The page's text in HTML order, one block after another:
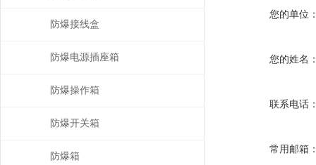
您的单位
您的姓名
联系电话
常用邮箱
防爆接线盒
防爆电源插座箱
防爆操作箱
防爆开关箱
防爆箱